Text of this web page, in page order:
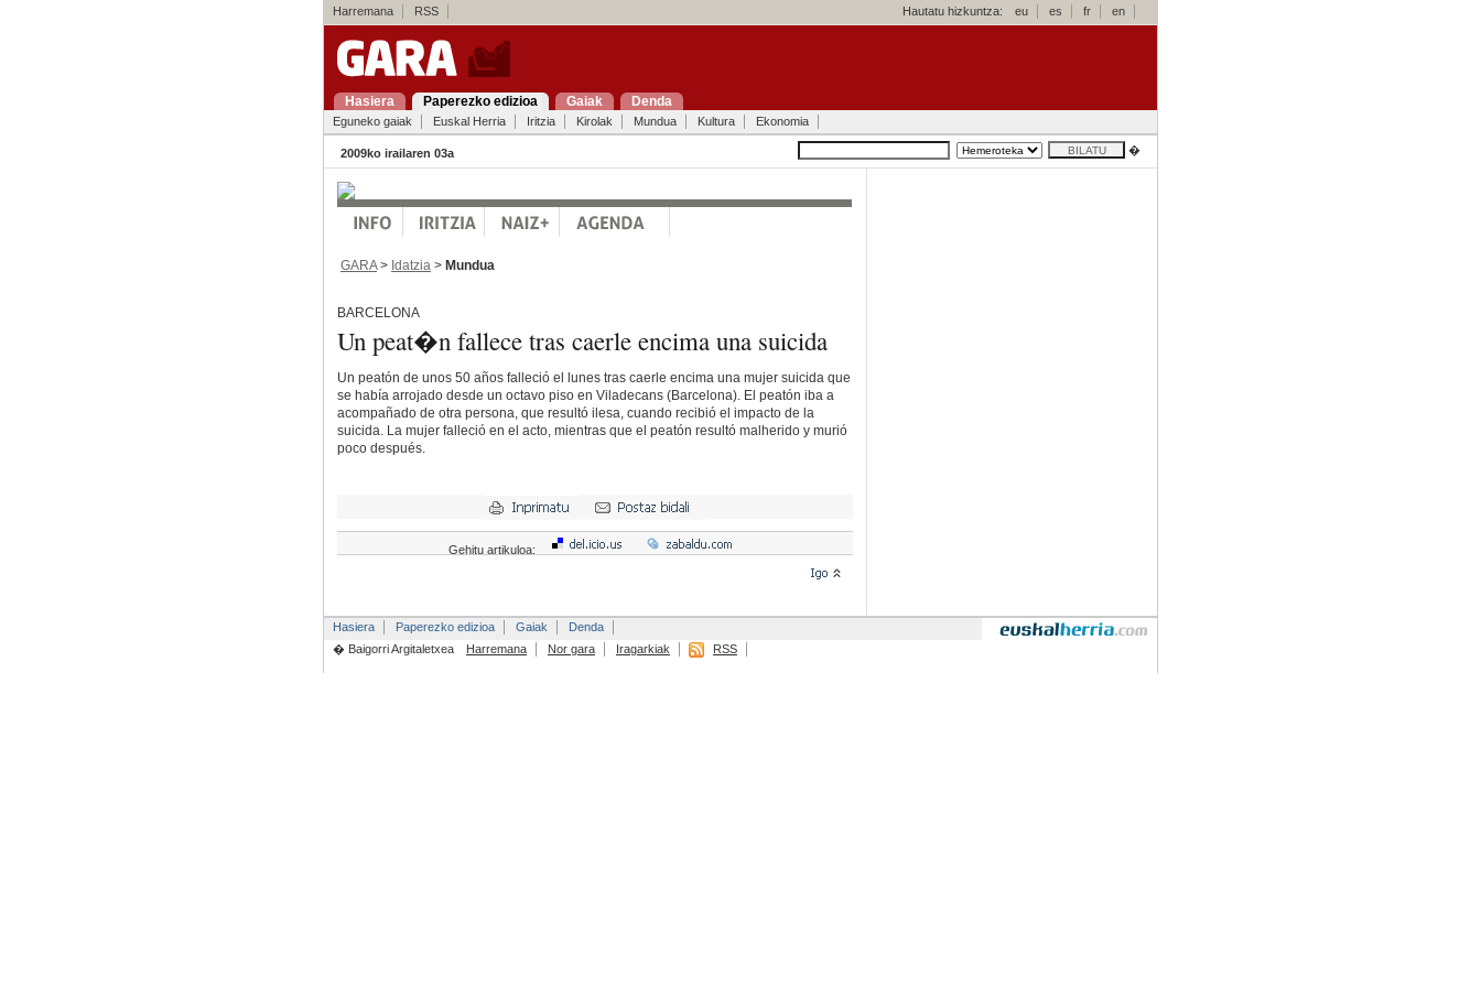
Harremana RSS Hautatu hizkuntza: eu es fr en
Hasiera Paperezko edizioa Gaiak Denda
Eguneko gaiak Euskal Herria Iritzia Kirolak Mundua Kultura Ekonomia
2009ko irailaren 03a �
GARA> Idatzia > Mundua
BARCELONA
Un peat�n fallece tras caerle encima una suicida
Un peatón de unos 50 años falleció el lunes tras caerle encima una mujer suicida que
se había arrojado desde un octavo piso en Viladecans (Barcelona). El peatón iba a
acompañado de otra persona, que resultó ilesa, cuando recibió el impacto de la
suicida. La mujer falleció en el acto, mientras que el peatón resultó malherido y murió
poco después.
Gehitu artikuloa:
Hasiera Paperezko edizioa Gaiak
Denda
� Baigorri Argitaletxea
Harremana Nor gara Iragarkiak RSS